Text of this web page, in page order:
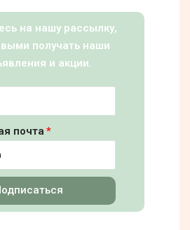
на нашу рассылку,
получать наши
и акции.
почта